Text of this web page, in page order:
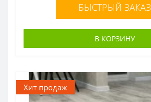
БЫСТРЫЙ ЗАКАЗ
В КОРЗИНУ
Хит продаж